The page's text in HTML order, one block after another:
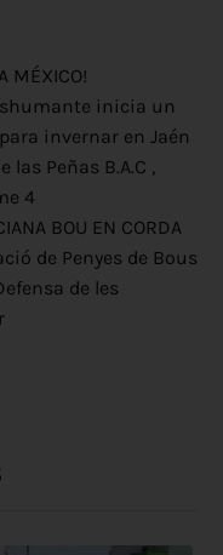
MÉXICO!
inicia un
invernar en Jaén
las Peñas B.A.C ,
4
BOU EN CORDA
de Penyes de Bous
de les